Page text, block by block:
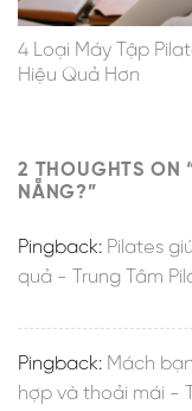
4 Loại Máy Tập
Hiệu Quả Hơn
2 THOUGHTS ON
NẴNG?”
Pingback: Pilates
quả - Trung Tâm
Pingback: Mách
hợp và thoải mái -